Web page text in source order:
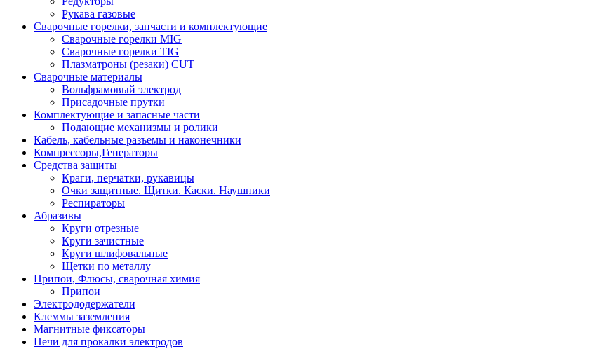
Рукава газовые
Сварочные горелки, запчасти и комплектующие
Сварочные горелки MIG
Сварочные горелки TIG
Плазматроны (резаки) CUT
Сварочные материалы
Вольфрамовый электрод
Присадочные прутки
Комплектующие и запасные части
Подающие механизмы и ролики
Кабель, кабельные разъемы и наконечники
Компрессоры,Генераторы
Средства защиты
Краги, перчатки, рукавицы
Очки защитные. Щитки. Каски. Наушники
Респираторы
Абразивы
Круги отрезные
Круги зачистные
Круги шлифовальные
Щетки по металлу
Припои, Флюсы, сварочная химия
Припои
Электрододержатели
Клеммы заземления
Магнитные фиксаторы
Печи для прокалки электродов